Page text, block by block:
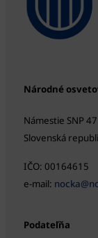
Národné
Námestie SNP
Slovenská
IČO: 00164615
e-mail:
Podateľňa